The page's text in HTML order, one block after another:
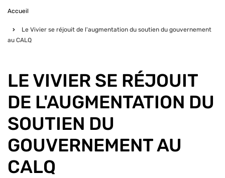
d'Ariane
Accueil
Le Vivier se réjouit de l'augmentation du soutien du gouvernement
au CALQ
LE VIVIER SE RÉJOUIT
DE L'AUGMENTATION DU
SOUTIEN DU
GOUVERNEMENT AU
CALQ